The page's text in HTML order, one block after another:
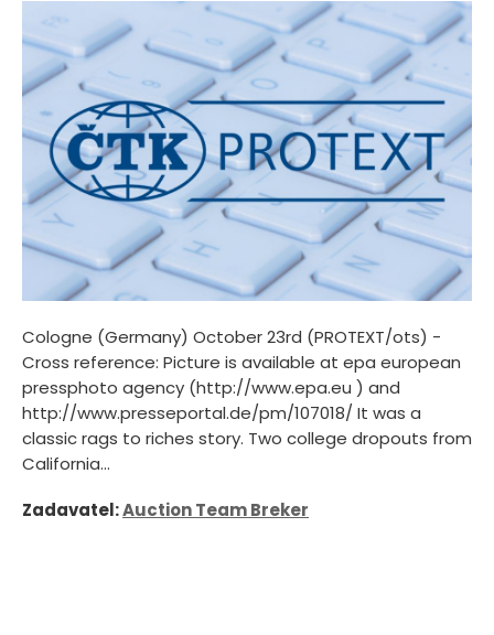
Cologne (Germany) October 23rd (PROTEXT/ots) -
Cross reference: Picture is available at epa european
pressphoto agency (http://www.epa.eu ) and
http://www.presseportal.de/pm/107018/ It was a
classic rags to riches story. Two college dropouts from
California...
Zadavatel:Auction Team Breker